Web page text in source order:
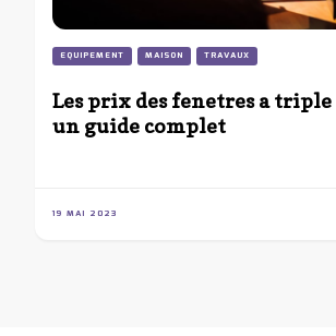
EQUIPEMENT MAISON TRAVAUX
Les prix des fenetres a
un guide complet
19 MAI 2023